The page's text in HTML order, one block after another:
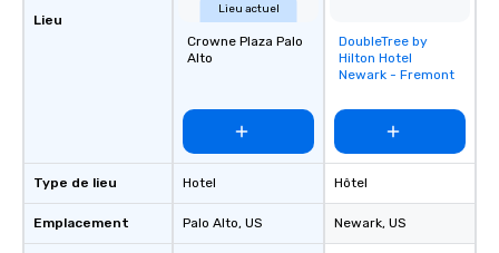
Lieu
Type de lieu
Emplacement
Lieu actuel
Crowne Plaza Palo
Alto
Hotel
Palo Alto, US
Removed from
favorites
DoubleTree by
Hilton Hotel
Newark - Fremont
Hôtel
Newark, US